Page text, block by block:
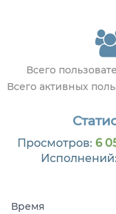
Всего
Всего активных
Просмотров: 6
Время